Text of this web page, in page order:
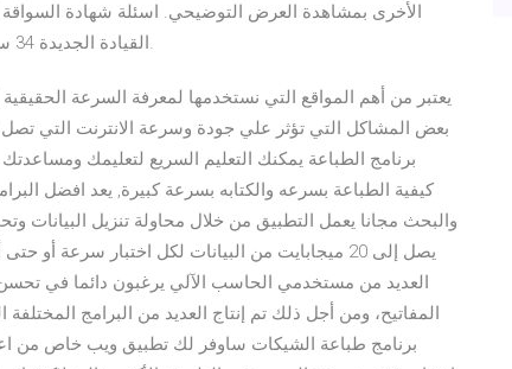
القيادة الجديدة 34 سؤالاً، كما يوجد بعض الأسئلة المكررة من الأسئلة السابقة.
بعض المشاكل التي تؤثر علي جودة وسرعة الانترنت التي
كيفية الطباعة بسرعه والكتابه بسرعة كبيرة, يعد افضل
والبحث مجانا يعمل التطبيق من خلال محاولة تنزيل
يصل إلى 20 ميجابايت من البيانات لكل اختبار سرعة
المفاتيح، ومن أجل ذلك تم إنتاج العديد من البرامج
برنامج طباعة الشيكات ساوفر لك تطبيق ويب خاص من